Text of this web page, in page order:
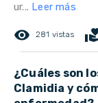
ur... Leer más
remove_red_eye 281 vistas
¿Cuáles son
Clamidia y